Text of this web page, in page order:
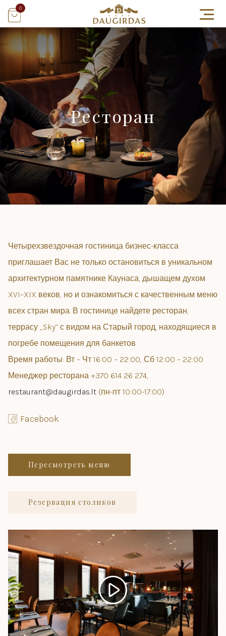
0
Ресторан
Четырехзвездочная гостиница бизнес-класса
приглашает Вас не только остановиться в уникальном
архитектурном памятнике Каунаса, дышащем духом
XVI–XIX веков, но и ознакомиться с качественным меню
всех стран мира. В гостинице найдете ресторан,
террасу „Sky” с видом на Старый город, находящиеся в
погребе помещения для банкетов.
Время работы: Вт – Чт 16:00 – 22:00, Сб 12:00 – 22:00
Менеджер ресторана +370 614 26 274,
restaurant@daugirdas.lt (пн-пт 10:00-17:00)
Facebook
Пересмотреть меню
Резервация столиков